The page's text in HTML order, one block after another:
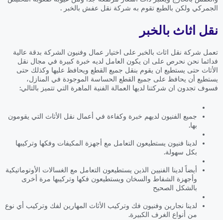
الجمركي ولكن بالطبع تقوم به شركة نقل عفش بالخبر .
نقل اثاث بالخبر
تعمل شركة نقل اثاث بالخبر على اختيار عمال وفنيون الشركة بدقة عالية
فدائما نحن نحرص على ان يكون العامل لديه خبرة كبيرة في مجال نقل
الأثاث حتى يستطيع ان يقوم بنقل جميع القطع ويحافظ عليها وكذلك حتى
يستطيع أن يحافظ على جميع القطع الحساسة الموجودة في المنازل،
فسوف تجدون ان شركتنا لديها العمالة الفنية الماهرة التي تتميز بالتالي:
جميع الفنيون لديهم خبرة وكفاءة في أعمال نقل الأثاث التي يقومون
بها.
لدينا فنيون يستطيعون التعامل مع أجهزة المكيفات وفكها وتركيبها
بكل سهولة.
أيضاً لدينا الفنيين الذين يستطيعون التعامل مع الغسالات الأوتوماتيكية
وأجهزة الشفاط والسخان ويستطيعون فكها وتركيبها مرة أخرى
بالشكل الصحيح
لدينا نجارين وفنيون فك وتركيب الأثاث المهارين لفك وتركيب أي نوع
من أنواع الغرف الكبيرة.